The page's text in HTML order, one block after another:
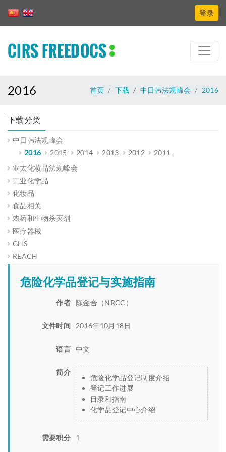
登录
CIRS FREEDOCS
2016 首页 下载 中日韩法规峰会 2016
下载分类
中日韩法规峰会
2016
2015 2014 2013 2012
2011
亚太化妆品法规峰会
工业化学品
化妆品
食品相关
农药和生物杀灭剂
医疗器械
GHS
REACH
危险化学品登记与实施指南
作者 陈金合（NRCC）
文件时间 2016年10月18日
语言 中文
简介
危险化学品登记制度介绍
登记工作进展
目录和指南
化学品登记中心介绍
需要积分 1